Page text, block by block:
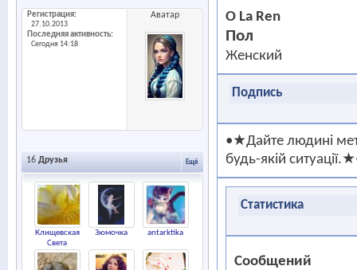
Регистрация
27.10.2013
Последняя активность
Сегодня 14:18
Аватар
Ещё
16 Друзья
Клищевская
Света
Зюмочка antarktika
О La Ren
Пол
Женский
Подпись
•★Дайте людині
будь-якій
Статистика
Сообщений